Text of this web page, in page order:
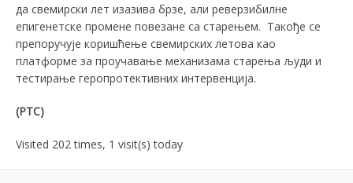
да свемирски лет изазива брзе, али реверзибилне
епигенетске промене повезане са старењем. Такође се
препоручује коришћење свемирских летова као
платформе за проучавање механизама старења људи и
тестирање геропротективних интервенција.
(РТС)
Visited 202 times, 1 visit(s) today